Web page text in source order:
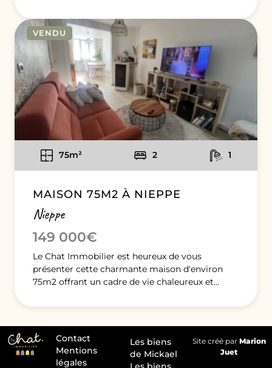
VENDU
75m² 2 1
MAISON 75M2 À NIEPPE
Nieppe
149 000€
Le Chat Immobilier est heureux de vous
présenter cette charmante maison d'environ
75m2 offrant un cadre de vie chaleureux et...
Contact
Mentions
légales
Les biens
de Mickael
Site créé par Marion
Juet